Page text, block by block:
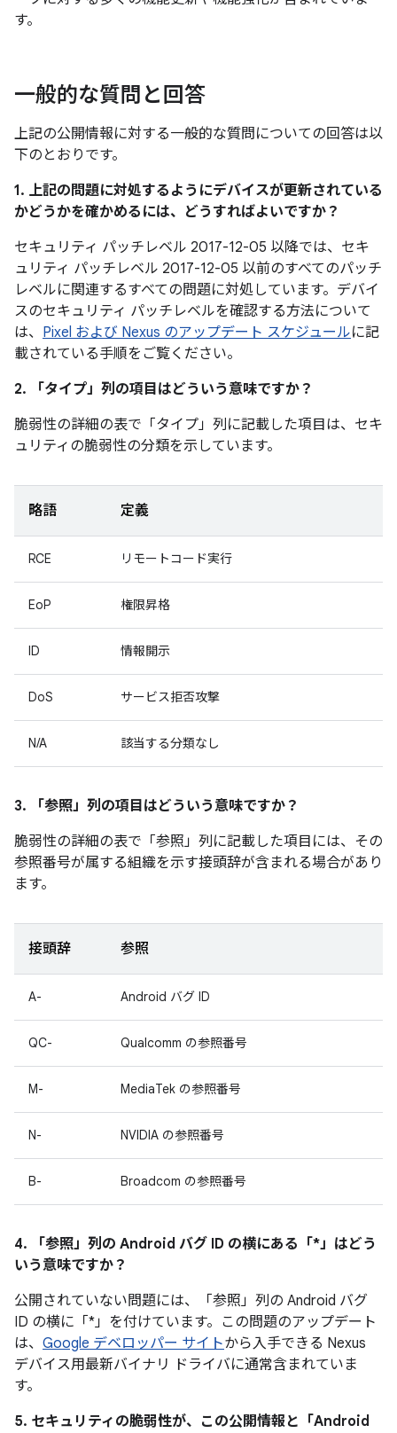
す。
一般的な質問と回答
上記の公開情報に対する一般的な質問についての回答は以
下のとおりです。
1. 上記の問題に対処するようにデバイスが更新されている
かどうかを確かめるには、どうすればよいですか？
セキュリティ パッチレベル 2017-12-05 以降では、セキ
ュリティ パッチレベル 2017-12-05 以前のすべてのパッチ
レベルに関連するすべての問題に対処しています。デバイ
スのセキュリティ パッチレベルを確認する方法について
は、 Pixel および Nexus のアップデート スケジュールに記
載されている手順をご覧ください。
2. 「タイプ」 列の項目はどういう意味ですか？
脆弱性の詳細の表で「タイプ」 列に記載した項目は、セキ
ュリティの脆弱性の分類を示しています。
略語 定義
RCE リモートコード実行
EoP 権限昇格
ID 情報開示
DoS サービス拒否攻撃
N/A 該当する分類なし
3. 「参照」 列の項目はどういう意味ですか？
脆弱性の詳細の表で「参照」列に記載した項目には、その
参照番号が属する組織を示す接頭辞が含まれる場合があり
ます。
接頭辞 参照
A- Android バグ ID
QC- Qualcomm の参照番号
M- MediaTek の参照番号
N- NVIDIA の参照番号
B- Broadcom の参照番号
4. 「参照」 列の Android バグ ID の横にある「*」はどう
いう意味ですか？
公開されていない問題には、「参照」列の Android バグ
ID の横に「*」を付けています。この問題のアップデート
は、 Google デベロッパー サイトから入手できる Nexus
デバイス用最新バイナリ ドライバに通常含まれていま
す。
5. セキュリティの脆弱性が、この公開情報と「Android